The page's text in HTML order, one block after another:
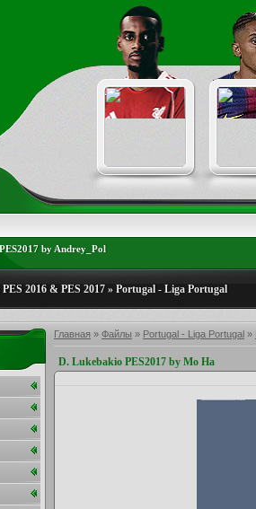
by Andrey_Pol
PES 2016 & PES 2017 » Portugal - Liga Portugal
Главная » Файлы » Portugal - Liga Portugal »
D. Lukebakio PES2017 by Mo Ha